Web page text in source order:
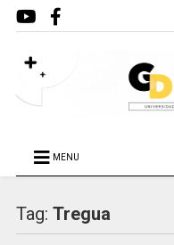
MENU
Tag: Tregua